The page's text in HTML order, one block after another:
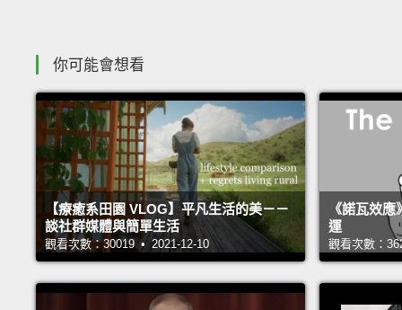
你可能會想看
【療癒系田園 VLOG】平凡生活的美－－
談社群媒體與簡單生活
觀看次數：30019 • 2021-12-10
《諾瓦效
運
觀看次數：